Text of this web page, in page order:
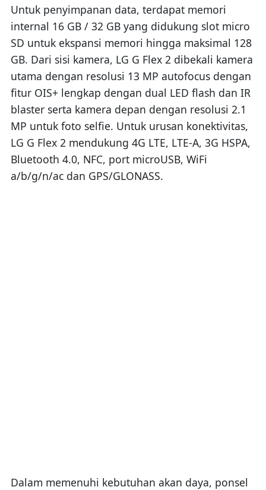
Untuk penyimpanan data, terdapat memori
internal 16 GB / 32 GB yang didukung slot micro
SD untuk ekspansi memori hingga maksimal 128
GB. Dari sisi kamera, LG G Flex 2 dibekali kamera
utama dengan resolusi 13 MP autofocus dengan
fitur OIS+ lengkap dengan dual LED flash dan IR
blaster serta kamera depan dengan resolusi 2.1
MP untuk foto selfie. Untuk urusan konektivitas,
LG G Flex 2 mendukung 4G LTE, LTE-A, 3G HSPA,
Bluetooth 4.0, NFC, port microUSB, WiFi
a/b/g/n/ac dan GPS/GLONASS.
Dalam memenuhi kebutuhan akan daya, ponsel